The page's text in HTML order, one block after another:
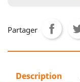
Partager
Description